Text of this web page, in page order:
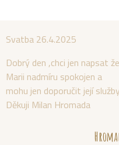
Svatba 26.4.2025
Dobrý den ,chci jen napsat
Marii nadmíru spokojen a
mohu jen doporučit její
Děkuji Milan Hromada